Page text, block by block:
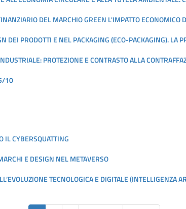
DEL MARCHIO GREEN L'IMPATTO ECONOMICO
PRODOTTI E NEL PACKAGING (ECO-PACKAGING). LA
PROTEZIONE E CONTRASTO ALLA
10
CYBERSQUATTING
E DESIGN NEL METAVERSO
TECNOLOGICA E DIGITALE (INTELLIGENZA